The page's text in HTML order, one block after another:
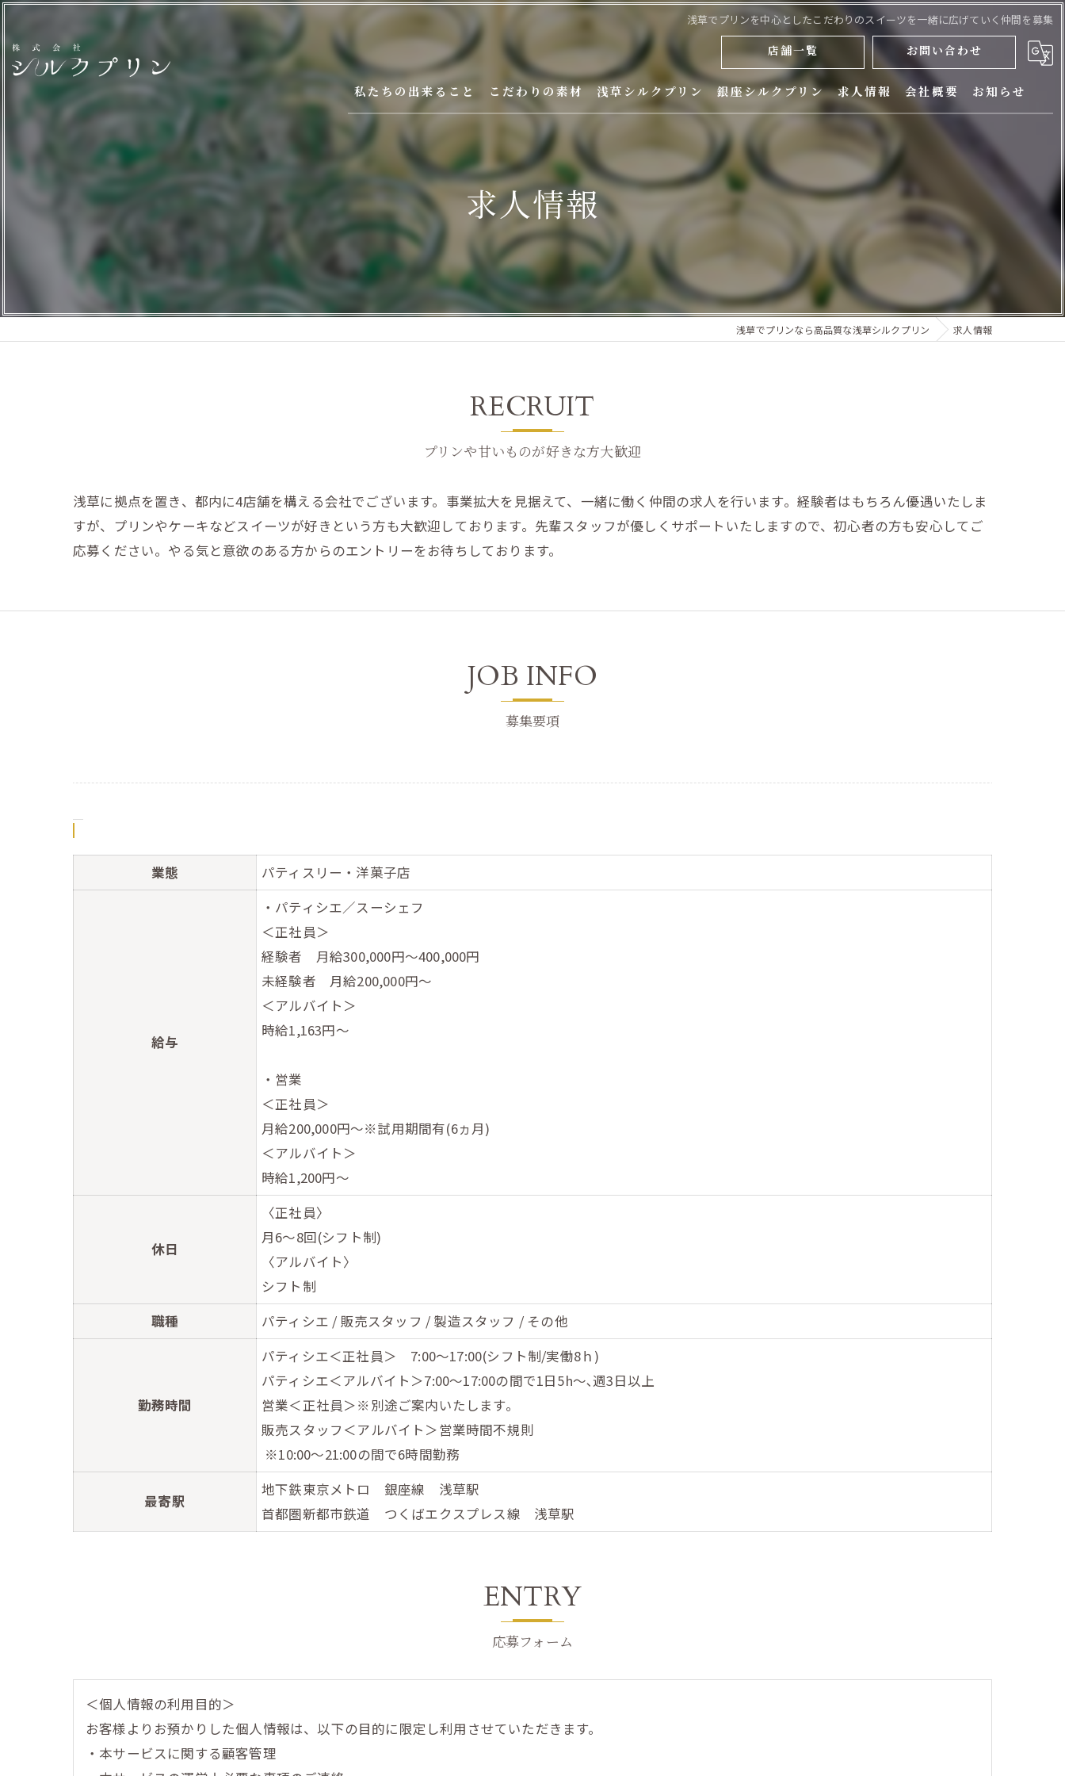
浅草でプリンを中心としたこだわりのスイーツを一緒に広げていく仲間を募集
店舗一覧 お問い合わせ
私たちの出来ること こだわりの素材 浅草シルクプリン 銀座シルクプリン 求人情報 会社概要
浅草シルクプリン
浅草シルクプリン 新仲見世店
テスタロッサカフェ 駒形
銀座シルクプリン
お知らせ
求人情報
浅草でプリンなら高品質な浅草シルクプリン 求人情報
プリンや甘いものが好きな方大歓迎
RECRUIT
浅草に拠点を置き、都内に4店舗を構える会社でございます。事業拡大を見据えて、一緒に働く仲間の求人を行います。経験者はもちろん優遇いたしま
すが、プリンやケーキなどスイーツが好きという方も大歓迎しております。先輩スタッフが優しくサポートいたしますので、初心者の方も安心してご
応募ください。やる気と意欲のある方からのエントリーをお待ちしております。
募集要項
JOB INFO
業態 パティスリー・洋菓子店
給与
・パティシエ／スーシェフ
＜正社員＞
経験者 月給300,000円～400,000円
未経験者 月給200,000円～
＜アルバイト＞
時給1,163円～
・営業
＜正社員＞
月給200,000円～※試用期間有(6ヵ月)
＜アルバイト＞
時給1,200円～
休日
〈正社員〉
月6～8回(シフト制)
〈アルバイト〉
シフト制
職種
パティシエ / 販売スタッフ / 製造スタッフ / その他
勤務時間
パティシエ＜正社員＞ 7:00～17:00(シフト制/実働8ｈ)
パティシエ＜アルバイト＞7:00～17:00の間で1日5h～､週3日以上
営業＜正社員＞※別途ご案内いたします。
販売スタッフ＜アルバイト＞営業時間不規則
※10:00～21:00の間で6時間勤務
最寄駅
地下鉄東京メトロ 銀座線 浅草駅
首都圏新都市鉄道 つくばエクスプレス線 浅草駅
応募フォーム
ENTRY
＜個人情報の利用目的＞
お客様よりお預かりした個人情報は、以下の目的に限定し利用させていただきます。
・本サービスに関する顧客管理